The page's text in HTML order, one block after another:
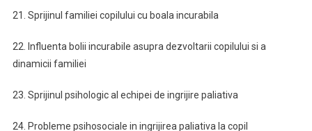
21. Sprijinul familiei copilului cu boala incurabila
22. Influenta bolii incurabile asupra dezvoltarii copilului si a
dinamicii familiei
23. Sprijinul psihologic al echipei de ingrijire paliativa
24. Probleme psihosociale in ingrijirea paliativa la copil